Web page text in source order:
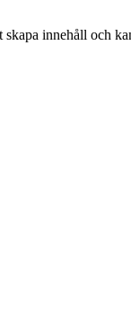
innehåll och